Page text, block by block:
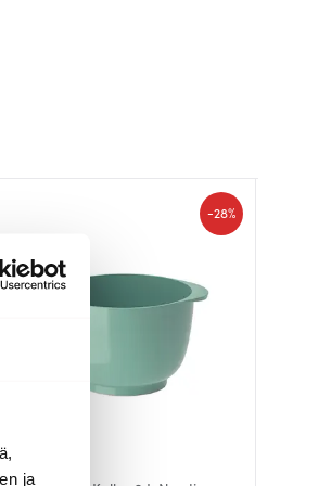
ja
-28%